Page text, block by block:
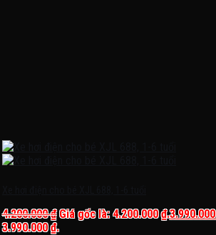
4.200.000₫ Giá gốc là: 4.200.000 ₫.
3.990.000 ₫.